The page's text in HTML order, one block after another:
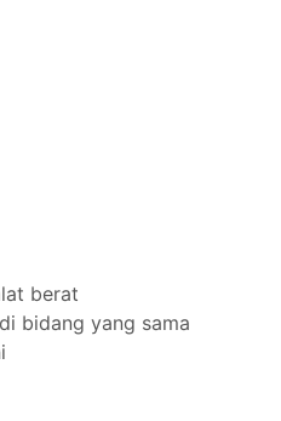
berat
bidang yang sama